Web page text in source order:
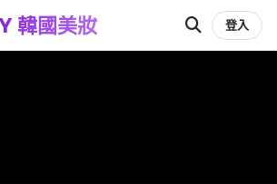
韓國美妝 登入